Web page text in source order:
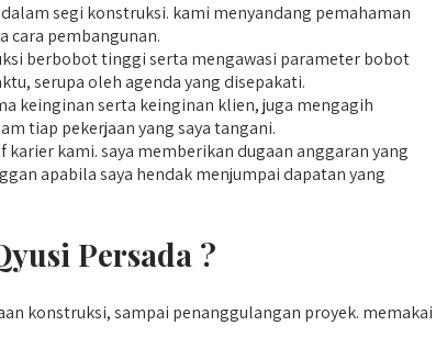
segi konstruksi. kami menyandang pemahaman
cara pembangunan.
berbobot tinggi serta mengawasi parameter bobot
serupa oleh agenda yang disepakati.
keinginan serta keinginan klien, juga mengagih
tiap pekerjaan yang saya tangani.
kami. saya memberikan dugaan anggaran yang
apabila saya hendak menjumpai dapatan yang
Persada ?
konstruksi, sampai penanggulangan proyek. memakai